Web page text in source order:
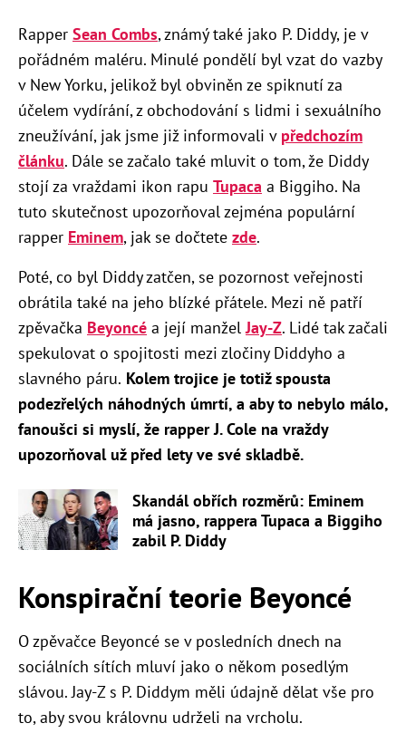
Rapper Sean Combs, známý také jako P. Diddy, je v
pořádném maléru. Minulé pondělí byl vzat do vazby
v New Yorku, jelikož byl obviněn ze spiknutí za
účelem vydírání, z obchodování s lidmi i sexuálního
zneužívání, jak jsme již informovali v předchozím
článku. Dále se začalo také mluvit o tom, že Diddy
stojí za vraždami ikon rapu Tupaca a Biggiho. Na
tuto skutečnost upozorňoval zejména populární
rapper Eminem, jak se dočtete zde.
Poté, co byl Diddy zatčen, se pozornost veřejnosti
obrátila také na jeho blízké přátele. Mezi ně patří
zpěvačka Beyoncé a její manželJay-Z. Lidé tak začali
spekulovat o spojitosti mezi zločiny Diddyho a
slavného páru. Kolem trojice je totiž spousta
podezřelých náhodných úmrtí, a aby to nebylo málo,
fanoušci si myslí, že rapper J. Cole na vraždy
upozorňoval už před lety ve své skladbě.
Skandál obřích rozměrů: Eminem
má jasno, rappera Tupaca a Biggiho
zabil P. Diddy
Konspirační teorie Beyoncé
O zpěvačce Beyoncé se v posledních dnech na
sociálních sítích mluví jako o někom posedlým
slávou. Jay-Z s P. Diddym měli údajně dělat vše pro
to, aby svou královnu udrželi na vrcholu.